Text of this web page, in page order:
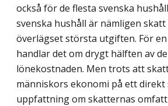
också för de flesta svenska
svenska hushåll är nämligen
överlägset största utgiften. För
handlar det om drygt hälften av
lönekostnaden. Men trots att
människors ekonomi på ett direkt
uppfattning om skatternas